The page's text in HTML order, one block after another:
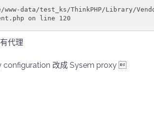
data/test_ks/ThinkPHP/Library/
代理
configuration 改成 Sysem proxy 